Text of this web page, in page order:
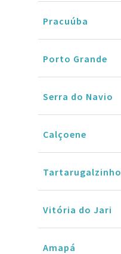
Pracuúba
Porto Grande
Serra do Navio
Calçoene
Tartarugalzinho
Vitória do Jari
Amapá